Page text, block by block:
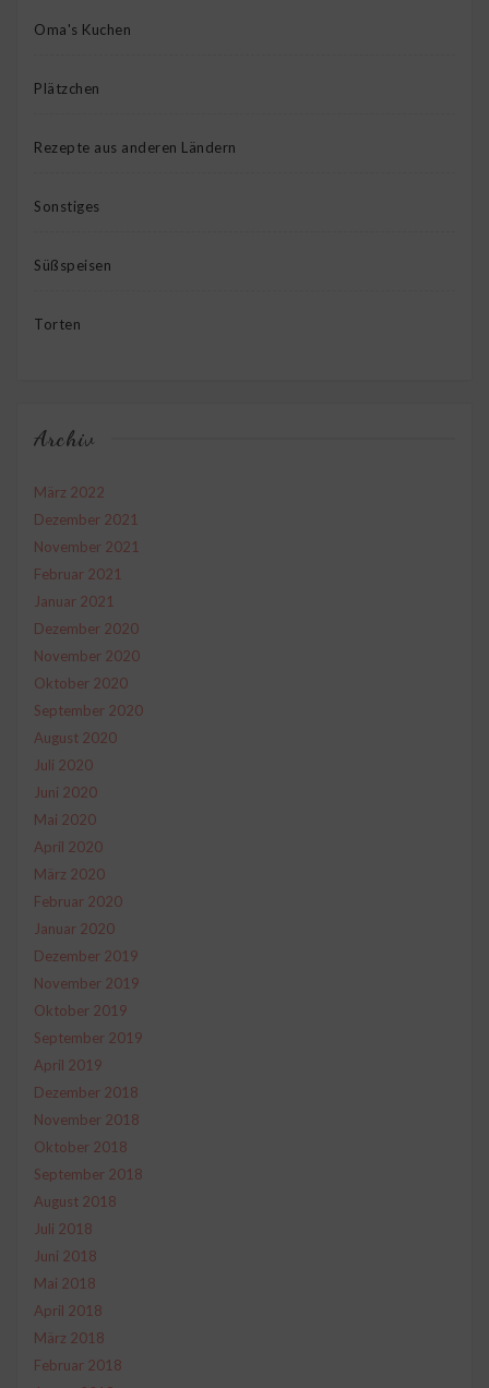
Oma's Kuchen
Plätzchen
Rezepte aus anderen Ländern
Sonstiges
Süßspeisen
Torten
Archiv
März 2022
Dezember 2021
November 2021
Februar 2021
Januar 2021
Dezember 2020
November 2020
Oktober 2020
September 2020
August 2020
Juli 2020
Juni 2020
Mai 2020
April 2020
März 2020
Februar 2020
Januar 2020
Dezember 2019
November 2019
Oktober 2019
September 2019
April 2019
Dezember 2018
November 2018
Oktober 2018
September 2018
August 2018
Juli 2018
Juni 2018
Mai 2018
April 2018
März 2018
Februar 2018